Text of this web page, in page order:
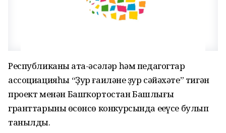
Республиканың ата-әсәләр һәм педагогтар
ассоциацияһы “Ҙур ғаиләнең ҙур сәйәхәте” тигән
проект менән Башҡортостан Башлығы
гранттарының өсөнсө конкурсында еңеүсе булып
танылды.